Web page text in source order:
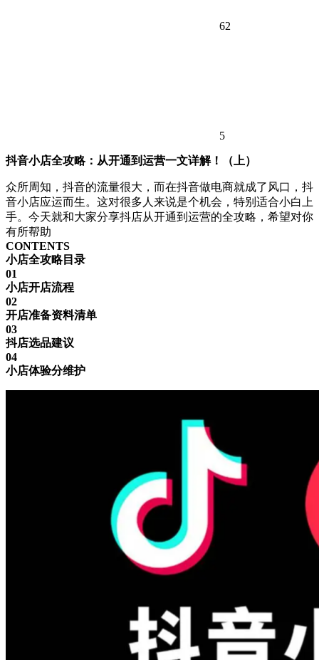
62
5
抖音小店全攻略：从开通到运营一文详解！（上）
众所周知，抖音的流量很大，而在抖音做电商就成了风口，抖
音小店应运而生。这对很多人来说是个机会，特别适合小白上
手。今天就和大家分享抖店从开通到运营的全攻略，希望对你
有所帮助
CONTENTS
小店全攻略目录
01
小店开店流程
02
开店准备资料清单
03
抖店选品建议
04
小店体验分维护